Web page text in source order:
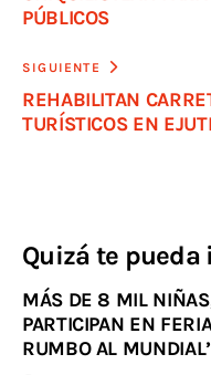
PÚBLICOS
SIGUIENTE
REHABILITAN
TURÍSTICOS EN
Quizá te pueda
MÁS DE 8 MIL
PARTICIPAN EN
RUMBO AL MUNDIAL’